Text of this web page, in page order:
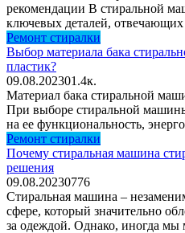
рекомендации В стиральной
ключевых деталей, отвечающих
Ремонт стиралки
Выбор материала бака
пластик?
09.08.202301.4к.
Материал бака стиральной
При выборе стиральной
на ее функциональность,
Ремонт стиралки
Почему стиральная машина
решения
09.08.20230776
Стиральная машина –
сфере, который значительно
за одеждой. Однако, иногда мы